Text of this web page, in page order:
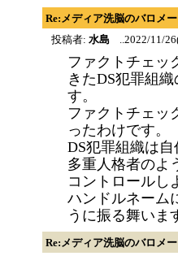
Re:メディア洗脳のバロメ
投稿者: 水島 ..2022/11/
ファクトチェッ
きたDS犯罪組
す。
ファクトチェッ
ったわけです。
DS犯罪組織は
多重人格者のよ
コントロールし
ハンドルネーム
うに振る舞いま
Re:メディア洗脳のバロメ